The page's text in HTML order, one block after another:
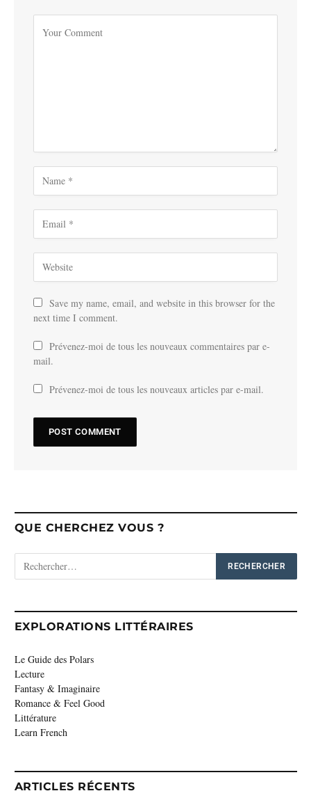
Save my name, email, and website in this browser for the
next time I comment.
Prévenez-moi de tous les nouveaux commentaires par e-
mail.
Prévenez-moi de tous les nouveaux articles par e-mail.
QUE CHERCHEZ VOUS ?
EXPLORATIONS LITTÉRAIRES
Le Guide des Polars
Lecture
Fantasy & Imaginaire
Romance & Feel Good
Littérature
Learn French
ARTICLES RÉCENTS